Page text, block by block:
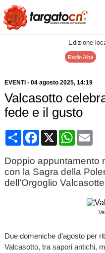
Edizione
Radio Alba
EVENTI - 04 agosto 2025, 14:19
Valcasotto
fede e il gusto
CondividiFacebook
X
Doppio appuntamento
con la Sagra della
dell’Orgoglio
Due domeniche d’agosto per
Valcasotto, tra sapori antichi,